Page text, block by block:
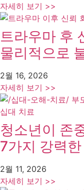
자세히 보기 >>
트라우마 후
물리적으로
2월 16, 2026
자세히 보기 >>
청소년이 존
7가지 강력
2월 11, 2026
자세히 보기 >>